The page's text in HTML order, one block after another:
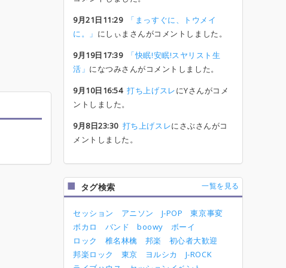
9月21日11:29
「まっすぐに、トウメイ
に。」 にしぃまさんがコメントしました。
9月19日17:39
「快眠!安眠!スヤリスト生
活」 になつみさんがコメントしました。
9月10日16:54 打ち上げスレにYさんがコメ
ントしました。
9月8日23:30 打ち上げスレにさぶさんがコ
メントしました。
タグ検索 一覧を見る
セッション アニソン J-POP
東京事変
ボカロ
バンド boowy
ボーイ
ロック
椎名林檎 邦楽
初心者大歓迎
邦楽ロック
東京 ヨルシカ
J-ROCK